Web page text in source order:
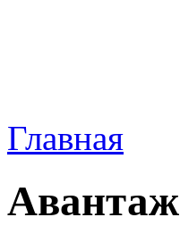
Главная
Авантаж